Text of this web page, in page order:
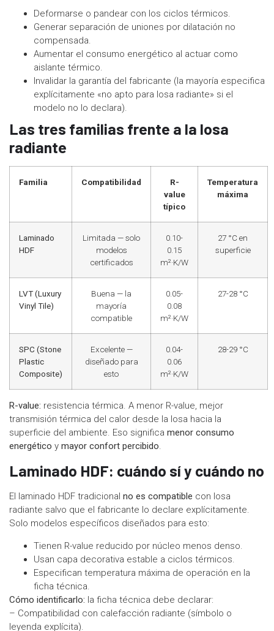
Deformarse o pandear con los ciclos térmicos.
Generar separación de uniones por dilatación no
compensada.
Aumentar el consumo energético al actuar como
aislante térmico.
Invalidar la garantía del fabricante (la mayoría especifica
explícitamente «no apto para losa radiante» si el
modelo no lo declara).
Las tres familias frente a la losa
radiante
Familia Compatibilidad
R-
value
típico
Temperatura
máxima
Laminado
HDF
Limitada — solo
modelos
certificados
0.10-
0.15
m²·K/W
27 °C en
superficie
LVT (Luxury
Vinyl Tile)
Buena — la
mayoría
compatible
0.05-
0.08
m²·K/W
27-28 °C
SPC (Stone
Plastic
Composite)
Excelente —
diseñado para
esto
0.04-
0.06
m²·K/W
28-29 °C
R-value: resistencia térmica. A menor R-value, mejor
transmisión térmica del calor desde la losa hacia la
superficie del ambiente. Eso significa menor consumo
energético y mayor confort percibido.
Laminado HDF: cuándo sí y cuándo no
El laminado HDF tradicional no es compatible con losa
radiante salvo que el fabricante lo declare explícitamente.
Solo modelos específicos diseñados para esto:
Tienen R-value reducido por núcleo menos denso.
Usan capa decorativa estable a ciclos térmicos.
Especifican temperatura máxima de operación en la
ficha técnica.
Cómo identificarlo: la ficha técnica debe declarar:
– Compatibilidad con calefacción radiante (símbolo o
leyenda explícita).